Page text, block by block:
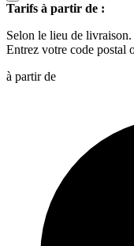
Tarifs à partir de :
Selon le lieu de livraison.
Entrez votre code postal
à partir de